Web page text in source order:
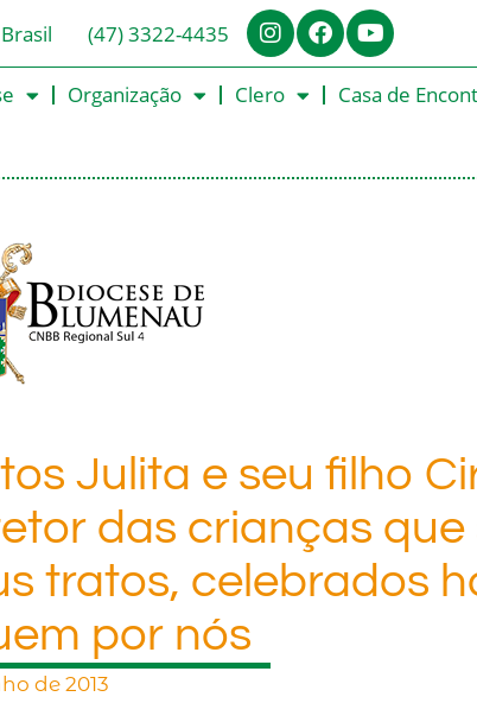
(47) 3322-4435
Organização Clero Casa de
Julita e seu filho
das crianças que
tratos, celebrados
por nós
de 2013